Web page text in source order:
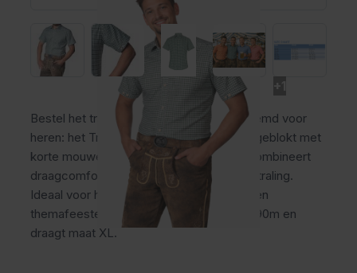
Bestel het traditionele Oktoberfest overhemd voor
heren: het Trachtenhemd Leopold groen geblokt met
korte mouwen. Dit heren trachtenhemd combineert
draagcomfort met een echte Beierse uitstraling.
Ideaal voor het Oktoberfest, bierfeesten en
themafeesten. Het model op de foto is 1,90m en
draagt maat XL.